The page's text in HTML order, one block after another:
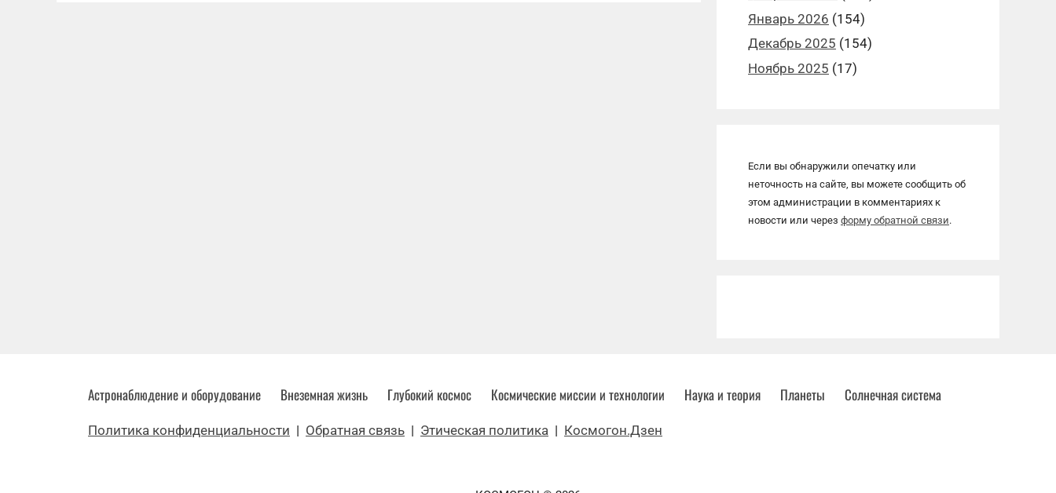
Январь 2026 (154)
Декабрь 2025 (154)
Ноябрь 2025 (17)
Если вы обнаружили опечатку или
неточность на сайте, вы можете сообщить об
этом администрации в комментариях к
новости или через форму обратной связи.
Астронаблюдение и оборудование Внеземная жизнь Глубокий космос Космические миссии и технологии Наука и теория Планеты Солнечная система
Политика конфиденциальности | Обратная связь | Этическая политика | Космогон.Дзен